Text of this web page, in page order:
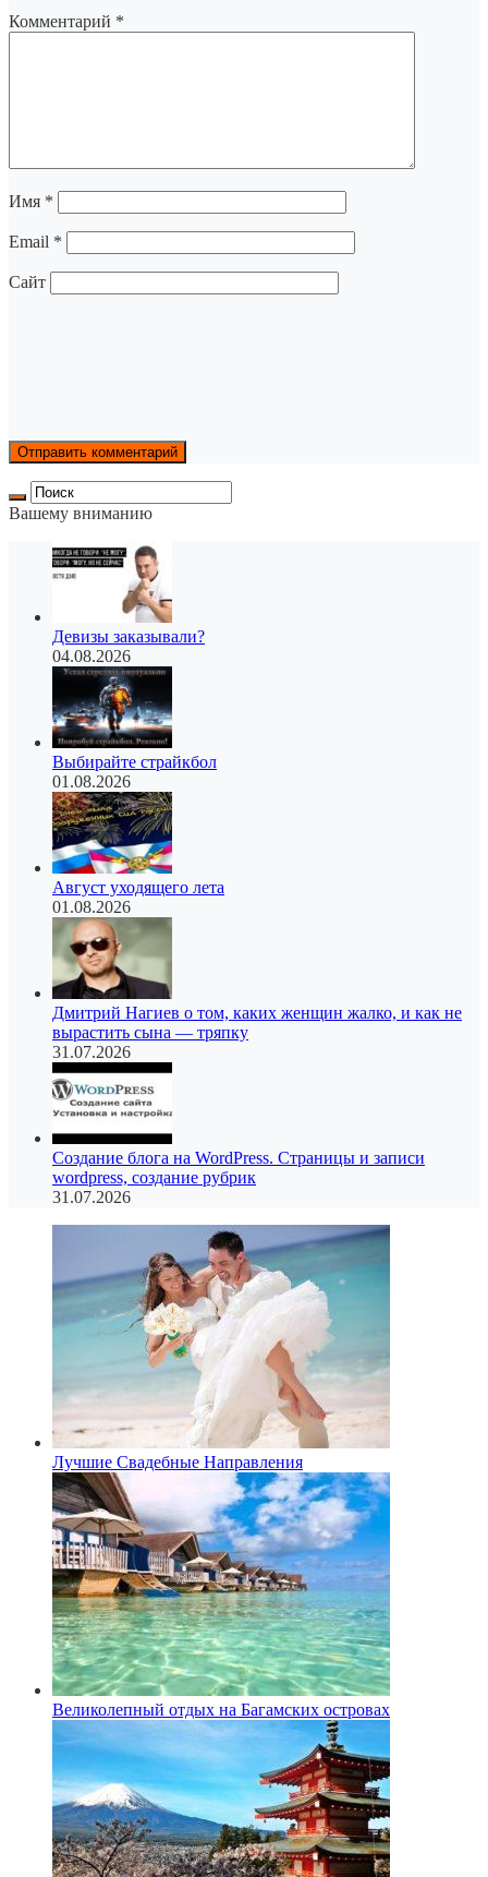
Комментарий *
Имя *
Email *
Сайт
Вашему вниманию
Девизы заказывали?
04.08.2026
Выбирайте страйкбол
01.08.2026
Август уходящего лета
01.08.2026
Дмитрий Нагиев о том, каких женщин жалко, и как не
вырастить сына — тряпку
31.07.2026
Создание блога на WordPress. Страницы и записи
wordpress, создание рубрик
31.07.2026
Лучшие Свадебные Направления
Великолепный отдых на Багамских островах